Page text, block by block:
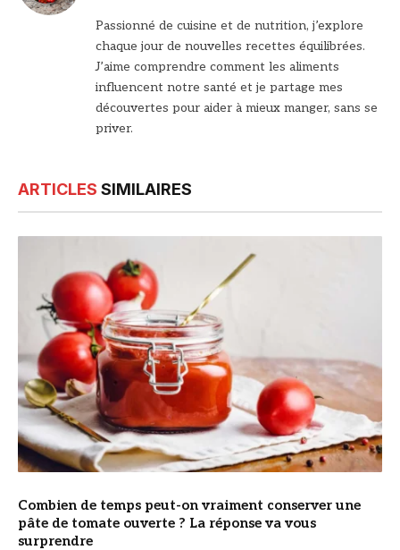
Passionné de cuisine et de nutrition, j’explore
chaque jour de nouvelles recettes équilibrées.
J’aime comprendre comment les aliments
influencent notre santé et je partage mes
découvertes pour aider à mieux manger, sans se
priver.
ARTICLES SIMILAIRES
Combien de temps peut-on vraiment conserver une
pâte de tomate ouverte ? La réponse va vous
surprendre